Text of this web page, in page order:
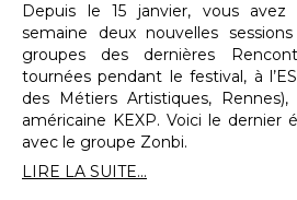
Depuis le 15 janvier, vous avez
semaine deux nouvelles
groupes des dernières
tournées pendant le festival, à
des Métiers Artistiques,
américaine KEXP. Voici le dernier
avec le groupe Zonbi.
LIRE LA SUITE...